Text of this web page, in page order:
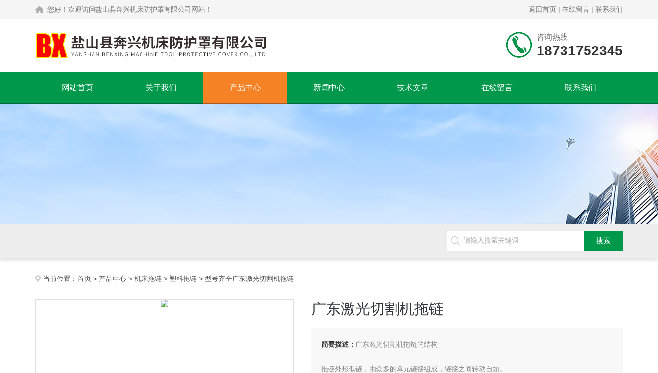
您好！欢迎访问盐山县奔兴机床防护罩有限公司网站！ 返回首页 | 在线留言 | 联系我们
咨询热线
18731752345
网站首页 关于我们 产品中心 新闻中心 技术文章 在线留言 联系我们
当前位置： 首页 > 产品中心 > 机床拖链 > 塑料拖链 > 型号齐全广东激光切割机拖链
广东激光切割机拖链
简要描述： 广东激光切割机拖链的结构
拖链外形似链，由众多的单元链接组成，链接之间转动自如。